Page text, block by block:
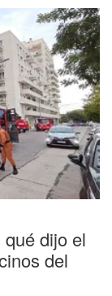
dijo el
del